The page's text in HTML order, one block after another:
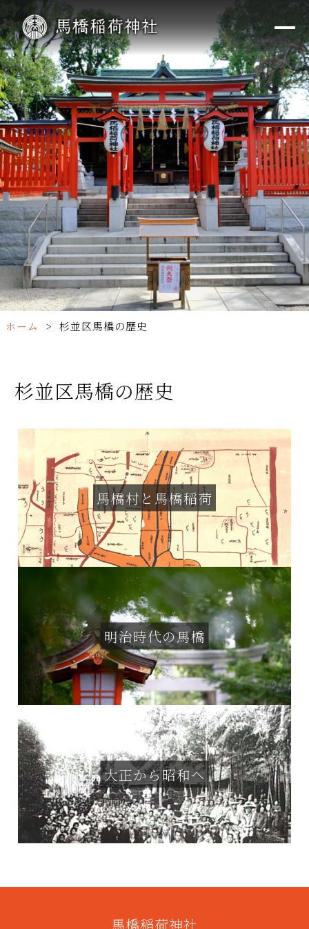
ホーム > 杉並区馬橋の歴史
杉並区馬橋の歴史
馬橋村と馬橋稲荷
明治時代の馬橋
大正から昭和へ
馬橋稲荷神社